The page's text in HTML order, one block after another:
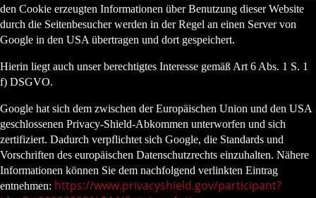
den Cookie erzeugten Informationen über Benutzung dieser Website
durch die Seitenbesucher werden in der Regel an einen Server von
Google in den USA übertragen und dort gespeichert.
Hierin liegt auch unser berechtigtes Interesse gemäß Art 6 Abs. 1 S. 1
f) DSGVO.
Google hat sich dem zwischen der Europäischen Union und den USA
geschlossenen Privacy-Shield-Abkommen unterworfen und sich
zertifiziert. Dadurch verpflichtet sich Google, die Standards und
Vorschriften des europäischen Datenschutzrechts einzuhalten. Nähere
Informationen können Sie dem nachfolgend verlinkten Eintrag
entnehmen: https://www.privacyshield.gov/participant?